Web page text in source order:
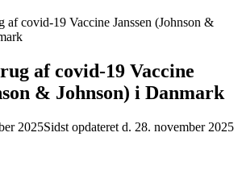
af covid-19 Vaccine Janssen (Johnson &
af covid-19 Vaccine
& Johnson) i Danmark
2025Sidst opdateret d. 28. november 2025